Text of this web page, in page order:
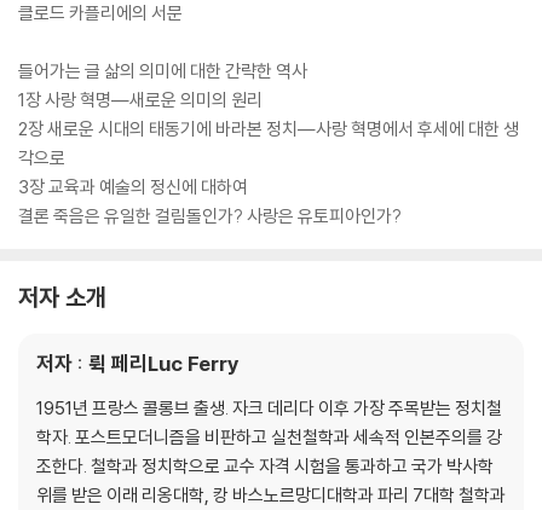
클로드 카플리에의 서문
들어가는 글 삶의 의미에 대한 간략한 역사
1장 사랑 혁명―새로운 의미의 원리
2장 새로운 시대의 태동기에 바라본 정치―사랑 혁명에서 후세에 대한 생
각으로
3장 교육과 예술의 정신에 대하여
결론 죽음은 유일한 걸림돌인가? 사랑은 유토피아인가?
저자 소개
저자 : 뤽 페리Luc Ferry
1951년 프랑스 콜롱브 출생. 자크 데리다 이후 가장 주목받는 정치철
학자. 포스트모더니즘을 비판하고 실천철학과 세속적 인본주의를 강
조한다. 철학과 정치학으로 교수 자격 시험을 통과하고 국가 박사학
위를 받은 이래 리옹대학, 캉 바스노르망디대학과 파리 7대학 철학과